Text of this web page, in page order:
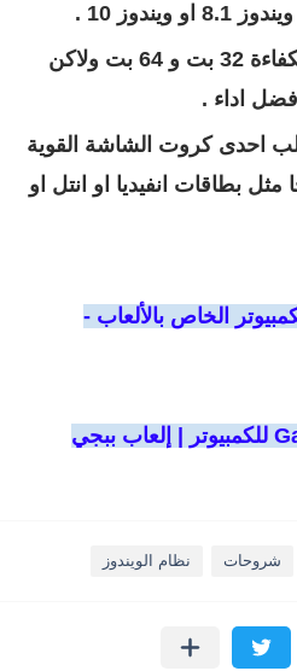
يعمل على النواتين بكفاءة 32 بت و 64 بت ولاكن
احدى كروت الشاشة القوية
مساحة 1 جيجا مثل بطاقات انفيديا او انتل او
الخاص بالألعاب -
برنامج Game loop 2020 للكمبيوتر | إلعاب ببجي
شروحات نظام الويندوز